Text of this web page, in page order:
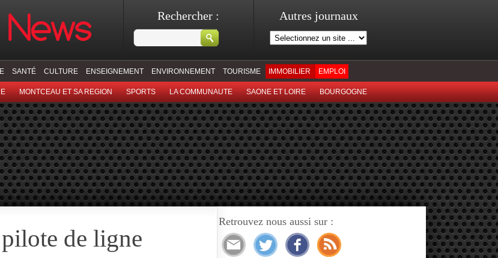
Rechercher : Autres journaux
SANTÉ CULTURE ENSEIGNEMENT ENVIRONNEMENT TOURISME IMMOBILIER EMPLOI
MONTCEAU ET SA REGION SPORTS LA COMMUNAUTE SAONE ET LOIRE BOURGOGNE
de ligne
Retrouvez nous aussi sur :